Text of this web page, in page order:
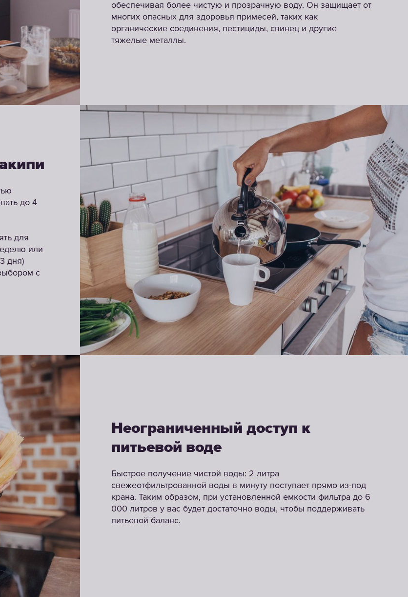
обеспечивая более чистую и прозрачную воду. Он защищает от
многих опасных для здоровья примесей, таких как
органические соединения, пестициды, свинец и другие
тяжелые металлы.
до 4
для
или
дня)
с
Неограниченный доступ к
питьевой воде
Быстрое получение чистой воды: 2 литра
свежеотфильтрованной воды в минуту поступает прямо из-под
крана. Таким образом, при установленной емкости фильтра до 6
000 литров у вас будет достаточно воды, чтобы поддерживать
питьевой баланс.